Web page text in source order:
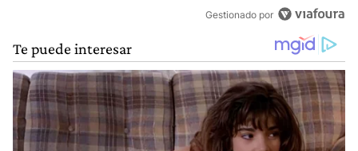
Gestionado por